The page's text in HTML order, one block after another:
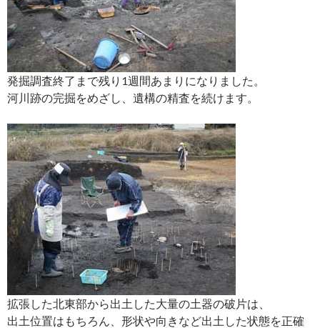
発掘調査終了まで残り1週間あまりになりました。
河川跡の完掘をめざし、遺構の精査を続けます。
拡張した北東部から出土した大量の土器の破片は、
出土位置はもちろん、形状や向きなど出土した状態を正確